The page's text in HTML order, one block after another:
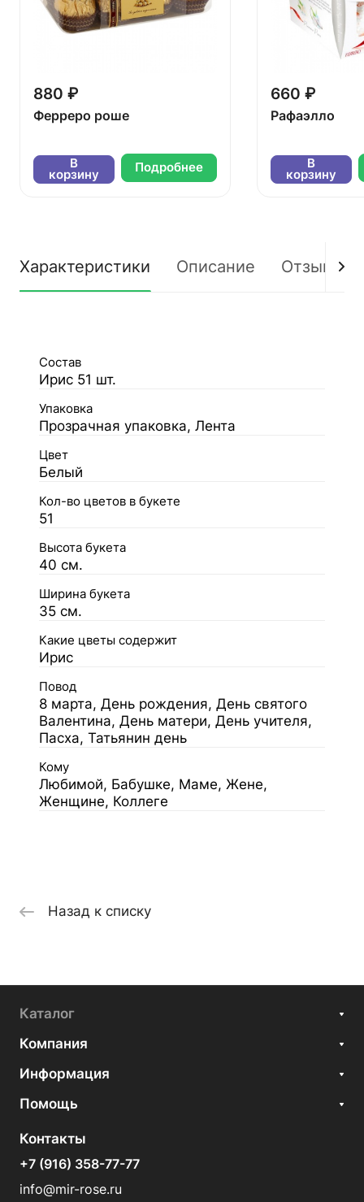
880 ₽
Ферреро роше
В
корзину Подробнее
660 ₽
Рафаэлло
В
корзину
Характеристики Описание Отзывы
Состав
Ирис 51 шт.
Упаковка
Прозрачная упаковка, Лента
Цвет
Белый
Кол-во цветов в букете
51
Высота букета
40 см.
Ширина букета
35 см.
Какие цветы содержит
Ирис
Повод
8 марта, День рождения, День святого
Валентина, День матери, День учителя,
Пасха, Татьянин день
Кому
Любимой, Бабушке, Маме, Жене,
Женщине, Коллеге
Назад к списку
Каталог
Компания
Информация
Помощь
Контакты
+7 (916) 358-77-77
info@mir-rose.ru